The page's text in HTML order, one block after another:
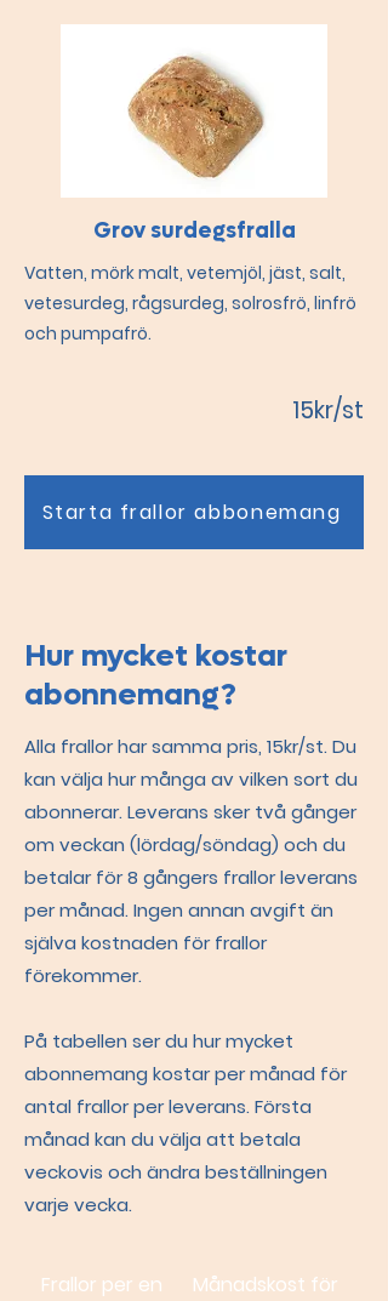
Grov surdegsfralla
Vatten, mörk malt, vetemjöl, jäst, salt,
vetesurdeg, rågsurdeg, solrosfrö, linfrö
och pumpafrö.
15kr/st
Starta frallor abbonemang
Hur mycket kostar
abonnemang?
Alla frallor har samma pris, 15kr/st. Du
kan välja hur många av vilken sort du
abonnerar. Leverans sker två gånger
om veckan (lördag/söndag) och du
betalar för 8 gångers frallor leverans
per månad. Ingen annan avgift än
själva kostnaden för frallor
förekommer.
På tabellen ser du hur mycket
abonnemang kostar per månad för
antal frallor per leverans. Första
månad kan du välja att betala
veckovis och ändra beställningen
varje vecka.
Frallor per en Månadskost för